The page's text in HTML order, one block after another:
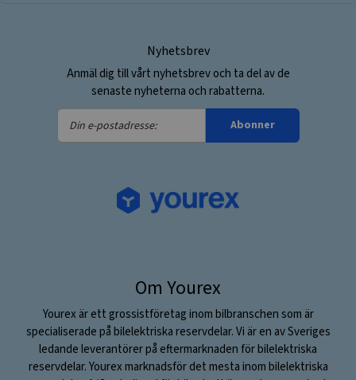
Nyhetsbrev
Anmäl dig till vårt nyhetsbrev och ta del av de
senaste nyheterna och rabatterna.
Din
e-
Abonner
Om Yourex
Yourex är ett grossistföretag inom bilbranschen som är
specialiserade på bilelektriska reservdelar. Vi är en av Sveriges
ledande leverantörer på eftermarknaden för bilelektriska
reservdelar. Yourex marknadsför det mesta inom bilelektriska